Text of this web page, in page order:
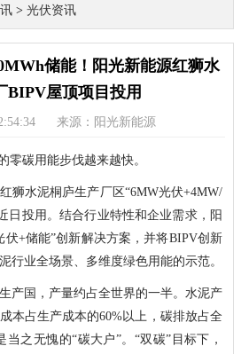
> 光伏资讯
储能！阳光新能源红狮水
BIPV屋顶项目投用
来源：阳光新能源
零碳用能步伐越来越快。
狮水泥桐庐生产厂区“6MW光伏+4MW/
日投用。结合行业特性和企业需求，阳
伏+储能”创新解决方案，并将BIPV创新
行业全场景、多维度绿色用能的示范。
产国，产量约占全世界的一半。水泥产
本占生产成本的60%以上，碳排放占全
之无愧的“碳大户”。“双碳”目标下，